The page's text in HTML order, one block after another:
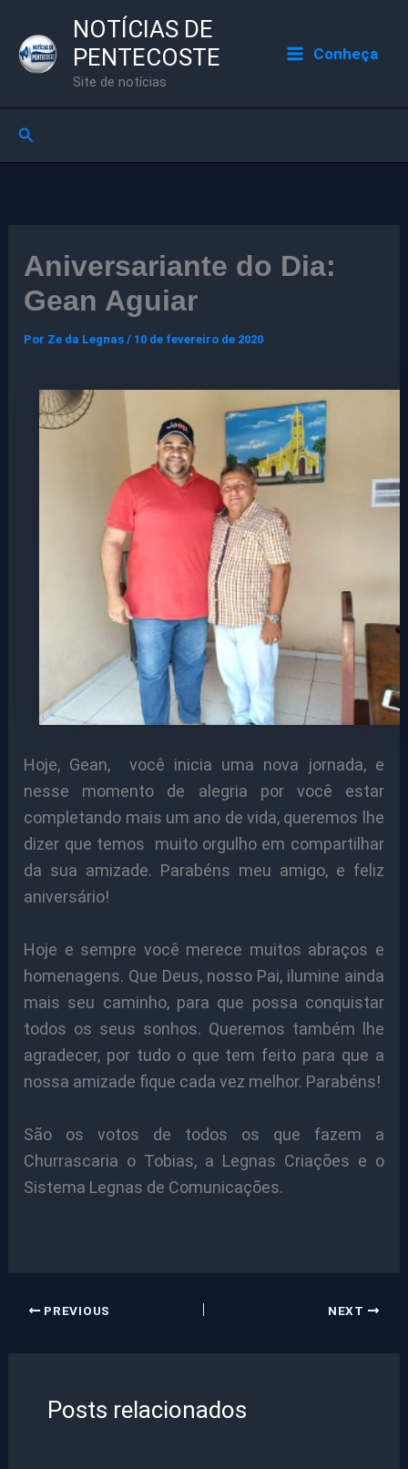
para
NOTÍCIAS DE
PENTECOSTE
Site de notícias
Conheça
Pesquisar
Aniversariante do Dia:
Gean Aguiar
Por Ze da Legnas/ 10 de fevereiro de 2020
Hoje, Gean, você inicia uma nova jornada, e
nesse momento de alegria por você estar
completando mais um ano de vida, queremos lhe
dizer que temos muito orgulho em compartilhar
da sua amizade. Parabéns meu amigo, e feliz
aniversário!
Hoje e sempre você merece muitos abraços e
homenagens. Que Deus, nosso Pai, ilumine ainda
mais seu caminho, para que possa conquistar
todos os seus sonhos. Queremos também lhe
agradecer, por tudo o que tem feito para que a
nossa amizade fique cada vez melhor. Parabéns!
São os votos de todos os que fazem a
Churrascaria o Tobias, a Legnas Criações e o
Sistema Legnas de Comunicações.
PREVIOUS NEXT
Posts relacionados